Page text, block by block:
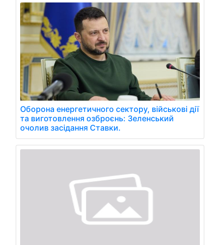
Оборона енергетичного сектору, військові дії
та виготовлення озброєнь: Зеленський
очолив засідання Ставки.